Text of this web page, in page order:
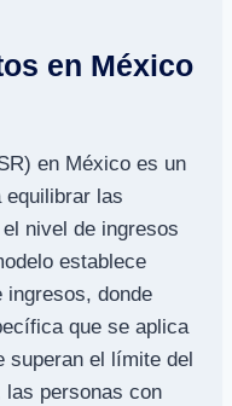
en México
en México es un
equilibrar las
nivel de ingresos
establece
ingresos, donde
que se aplica
superan el límite del
las personas con